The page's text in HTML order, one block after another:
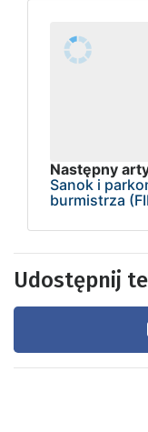
Następny
Sanok i
burmistrza
Udostępnij